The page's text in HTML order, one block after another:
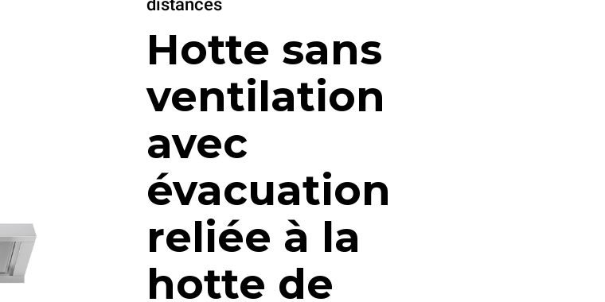
distances
Hotte sans
ventilation
avec
évacuation
reliée à la
hotte de